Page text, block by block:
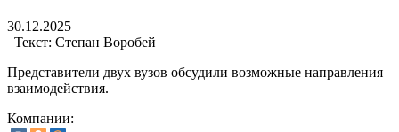
30.12.2025
Текст: Степан Воробей
Представители двух вузов обсудили возможные направления
взаимодействия.
Компании: